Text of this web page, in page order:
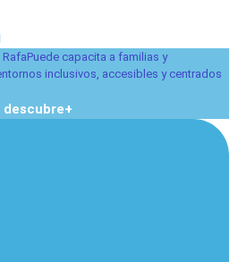
capacita a familias y
inclusivos, accesibles y centrados
descubre+